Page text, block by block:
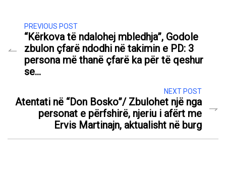
PREVIOUS POST
“Kërkova të ndalohej mbledhja”, Godole
zbulon çfarë ndodhi në takimin e PD: 3
persona më thanë çfarë ka për të qeshur
se…
NEXT POST
Atentati në “Don Bosko”/ Zbulohet një nga
personat e përfshirë, njeriu i afërt me
Ervis Martinajn, aktualisht në burg